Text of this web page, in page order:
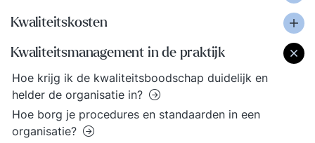
Kwaliteitskosten
Kwaliteitsmanagement in de praktijk
Hoe krijg ik de kwaliteitsboodschap duidelijk en
helder de organisatie in?
Hoe borg je procedures en standaarden in een
organisatie?